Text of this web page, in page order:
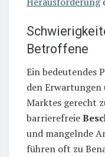
Betroffene
Ein bedeutendes
den
Marktes gerecht
barrierefreie
und mangelnde
führen oft zu